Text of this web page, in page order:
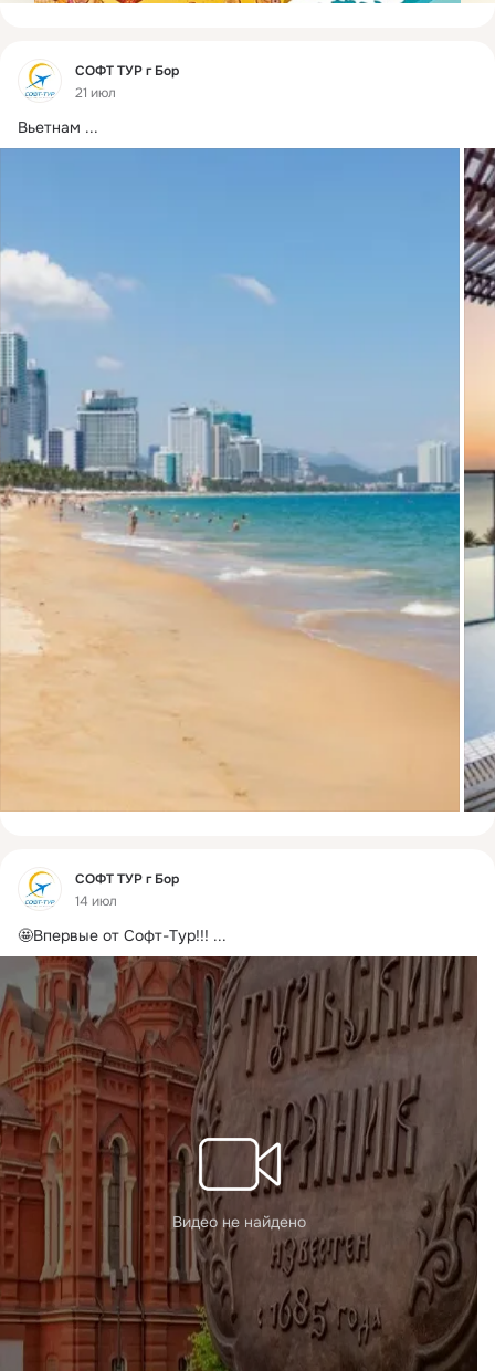
Фид
СОФТ ТУР г Бор
21 июл
Вьетнам ...
Фид
СОФТ ТУР г Бор
14 июл
🤩Впервые от Софт-Тур!!! ...
Видео не найдено